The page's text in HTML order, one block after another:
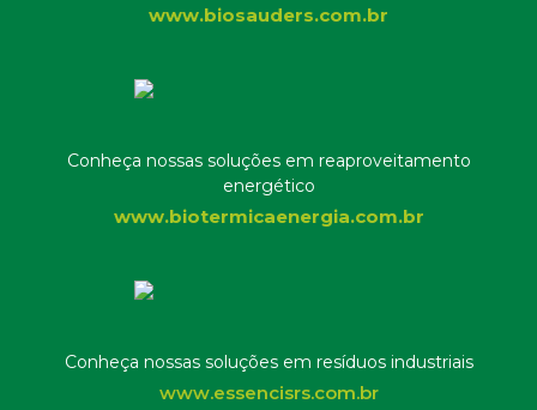
www.biosauders.com.br
Conheça nossas soluções em reaproveitamento
energético
www.biotermicaenergia.com.br
Conheça nossas soluções em resíduos industriais
www.essencisrs.com.br